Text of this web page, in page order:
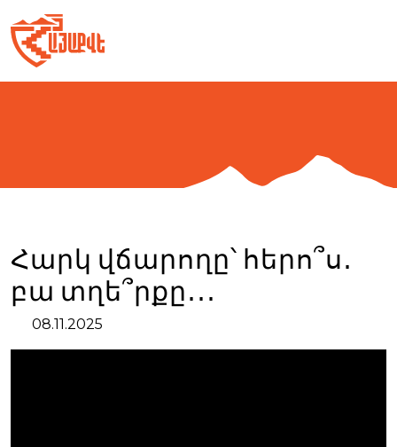
to
content
Հարկ վճարողը՝ հերո՞ս․
բա տղե՞րքը․․․
08.11.2025